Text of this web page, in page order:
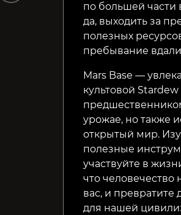
по большей части
да, выходить за
полезных
пребывание
Mars Base —
культовой
урожае, но также
открытый мир.
полезные
участвуйте в
что
вас, и
для нашей